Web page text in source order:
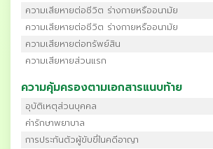
ความเสียหายต่อชีวิต ร่างกายหรืออนามัย
ความเสียหายต่อชีวิต ร่างกายหรืออนามัย
ความเสียหายต่อทรัพย์สิน
ความเสียหายส่วนแรก
ความคุ้มครองตามเอกสารแนบท้าย
อุบัติเหตุส่วนบุคคล
ค่ารักษาพยาบาล
การประกันตัวผู้ขับขี่ในคดีอาญา